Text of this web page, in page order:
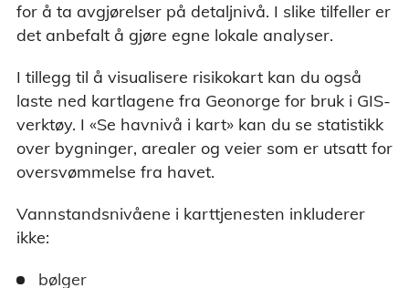
for å ta avgjørelser på detaljnivå. I slike tilfeller er
det anbefalt å gjøre egne lokale analyser.
I tillegg til å visualisere risikokart kan du også
laste ned kartlagene fra Geonorge for bruk i GIS-
verktøy. I «Se havnivå i kart» kan du se statistikk
over bygninger, arealer og veier som er utsatt for
oversvømmelse fra havet.
Vannstandsnivåene i karttjenesten inkluderer
ikke:
bølger